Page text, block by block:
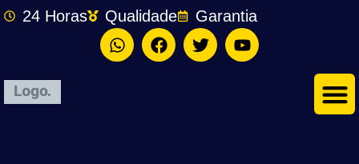
24 Horas Qualidade Garantia